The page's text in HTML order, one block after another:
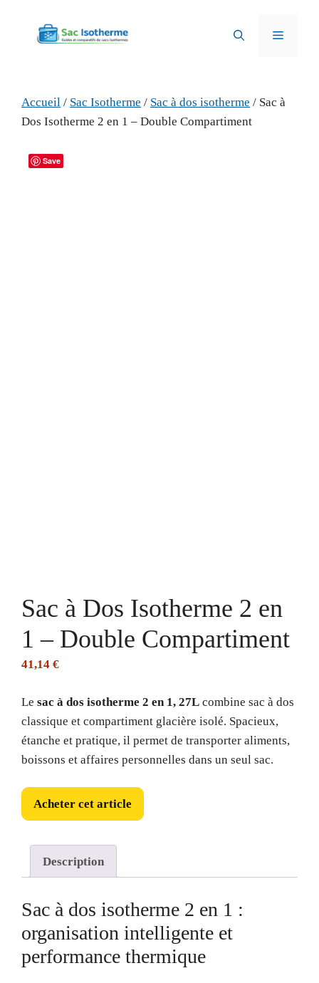
contenu
Menu
Accueil / Sac Isotherme / Sac à dos isotherme / Sac à
Dos Isotherme 2 en 1 – Double Compartiment
Save
Sac à Dos Isotherme 2 en
1 – Double Compartiment
41,14 €
Le sac à dos isotherme 2 en 1, 27L combine sac à dos
classique et compartiment glacière isolé. Spacieux,
étanche et pratique, il permet de transporter aliments,
boissons et affaires personnelles dans un seul sac.
Acheter cet article
Description
Sac à dos isotherme 2 en 1 :
organisation intelligente et
performance thermique